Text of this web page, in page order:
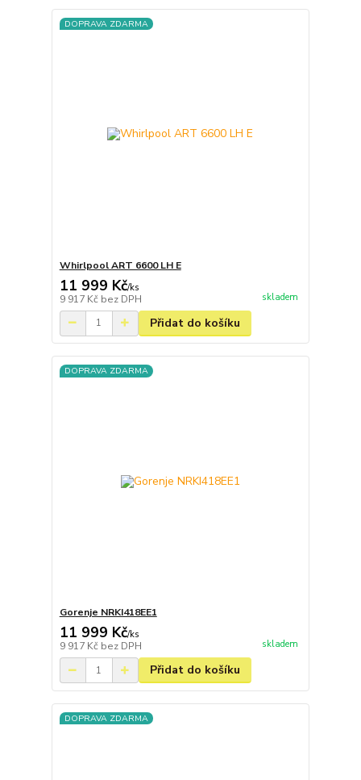
DOPRAVA ZDARMA
Whirlpool ART 6600 LH E
11 999 Kč/ks
9 917 Kč bez DPH skladem
Přidat do košíku
DOPRAVA ZDARMA
Gorenje NRKI418EE1
11 999 Kč/ks
9 917 Kč bez DPH skladem
Přidat do košíku
DOPRAVA ZDARMA